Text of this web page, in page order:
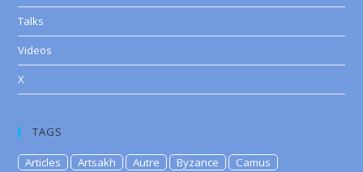
Talks
Videos
X
TAGS
Articles Artsakh Autre Byzance
Camus